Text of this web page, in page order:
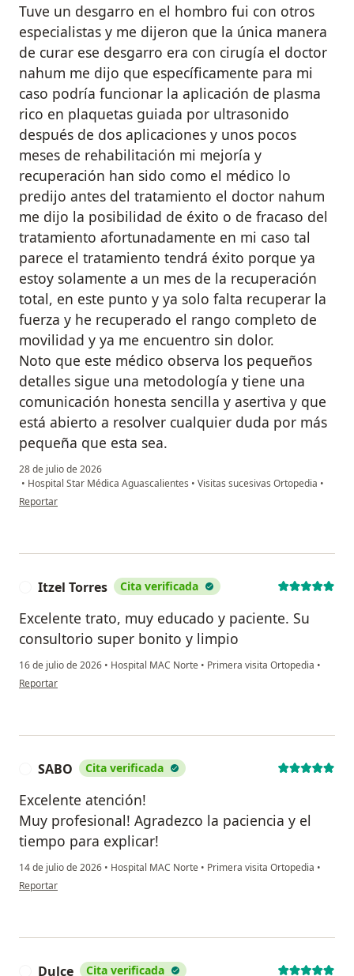
Tuve un desgarro en el hombro fui con otros
especialistas y me dijeron que la única manera
de curar ese desgarro era con cirugía el doctor
nahum me dijo que específicamente para mi
caso podría funcionar la aplicación de plasma
rico en plaquetas guiada por ultrasonido
después de dos aplicaciones y unos pocos
meses de rehabilitación mi mejoría y
recuperación han sido como el médico lo
predijo antes del tratamiento el doctor nahum
me dijo la posibilidad de éxito o de fracaso del
tratamiento afortunadamente en mi caso tal
parece el tratamiento tendrá éxito porque ya
estoy solamente a un mes de la recuperación
total, en este punto y ya solo falta recuperar la
fuerza y he recuperado el rango completo de
movilidad y ya me encuentro sin dolor.
Noto que este médico observa los pequeños
detalles sigue una metodología y tiene una
comunicación honesta sencilla y asertiva y que
está abierto a resolver cualquier duda por más
pequeña que esta sea.
28 de julio de 2026
• Hospital Star Médica Aguascalientes • Visitas sucesivas Ortopedia •
en opinión del usuario Juan Carlos
Reportar
Itzel Torres Cita verificada
Excelente trato, muy educado y paciente. Su
consultorio super bonito y limpio
16 de julio de 2026 • Hospital MAC Norte • Primera visita Ortopedia •
en opinión del usuario Itzel Torres
Reportar
SABO Cita verificada
Excelente atención!
Muy profesional! Agradezco la paciencia y el
tiempo para explicar!
14 de julio de 2026 • Hospital MAC Norte • Primera visita Ortopedia •
en opinión del usuario SABO
Reportar
Dulce Cita verificada